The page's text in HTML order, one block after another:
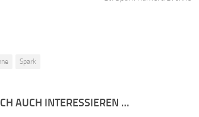
Spark
AUCH INTERESSIEREN …